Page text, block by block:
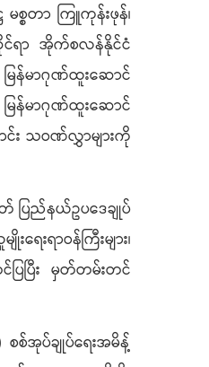
စ္စတာ ကြူကုန်းဖုန်၊
ဆိုင်ရာ အိုက်စလန်နိုင်ငံ
ြန်မာဂုဏ်ထူးဆောင်
ြန်မာဂုဏ်ထူးဆောင်
း သဝဏ်လွှာများကို
ပြည်နယ်ဥပဒေချုပ်
းရာဝန်ကြီးများ၊
ြပြီး မှတ်တမ်းတင်
အုပ်ချုပ်ရေးအမိန့်